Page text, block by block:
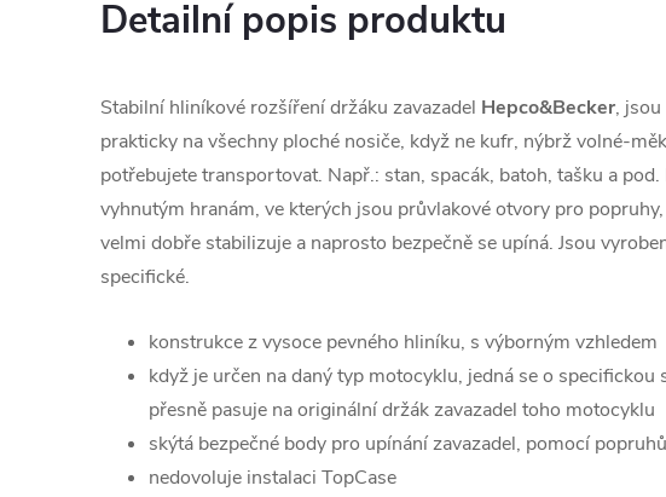
Detailní popis produktu
Stabilní hliníkové rozšíření držáku zavazadel Hepco&Becker,
prakticky na všechny ploché nosiče, když ne kufr, nýbrž volné-
potřebujete transportovat. Např.: stan, spacák, batoh, tašku a
vyhnutým hranám, ve kterých jsou průvlakové otvory pro popruhy,
velmi dobře stabilizuje a naprosto bezpečně se upíná. Jsou
specifické.
konstrukce z vysoce pevného hliníku, s výborným vzhledem
když je určen na daný typ motocyklu, jedná se o specifickou
přesně pasuje na originální držák zavazadel toho motocyklu
skýtá bezpečné body pro upínání zavazadel, pomocí popruhů
nedovoluje instalaci TopCase